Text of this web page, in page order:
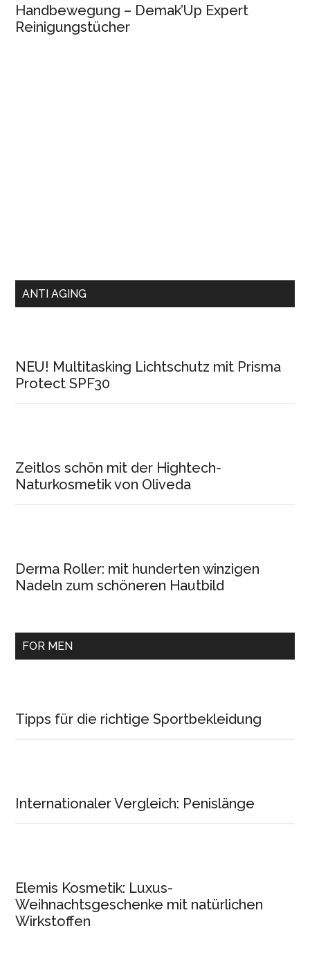
Handbewegung – Demak’Up Expert
Reinigungstücher
ANTI AGING
NEU! Multitasking Lichtschutz mit Prisma
Protect SPF30
Zeitlos schön mit der Hightech-
Naturkosmetik von Oliveda
Derma Roller: mit hunderten winzigen
Nadeln zum schöneren Hautbild
FOR MEN
Tipps für die richtige Sportbekleidung
Internationaler Vergleich: Penislänge
Elemis Kosmetik: Luxus-
Weihnachtsgeschenke mit natürlichen
Wirkstoffen